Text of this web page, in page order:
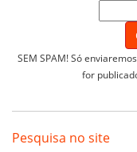
SEM SPAM! Só
for
Pesquisa no site